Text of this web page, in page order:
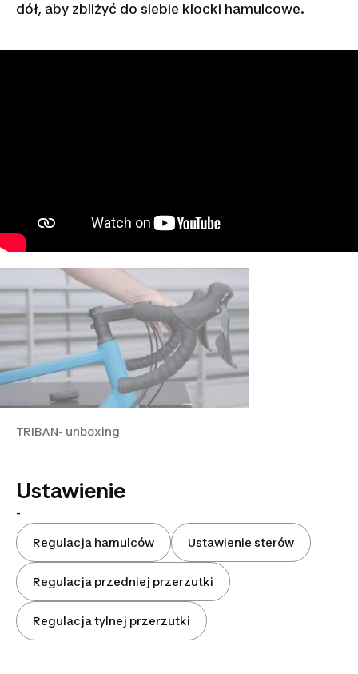
dół, aby zbliżyć do siebie klocki hamulcowe.
TRIBAN- unboxing
Ustawienie
-
Regulacja hamulców Ustawienie sterów
Regulacja przedniej przerzutki
Regulacja tylnej przerzutki